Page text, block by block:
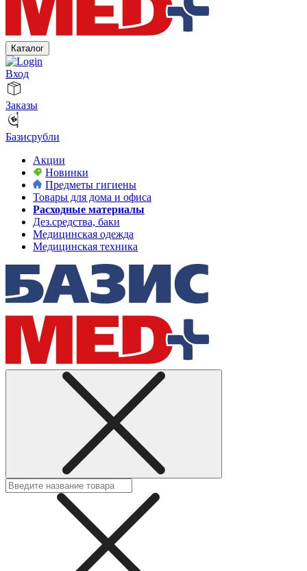
Каталог
Вход
Заказы
Базисрубли
Акции
Новинки
Предметы гигиены
Товары для дома и офиса
Расходные материалы
Дез.средства, баки
Медицинская одежда
Медицинская техника